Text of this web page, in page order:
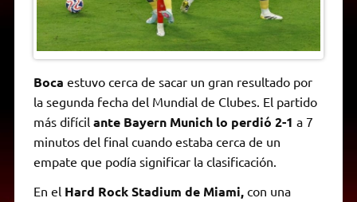
y
Boca estuvo cerca de sacar un gran resultado por
la segunda fecha del Mundial de Clubes. El partido
más difícil ante Bayern Munich lo perdió 2-1 a 7
minutos del final cuando estaba cerca de un
empate que podía significar la clasificación.
En el Hard Rock Stadium de Miami,con una